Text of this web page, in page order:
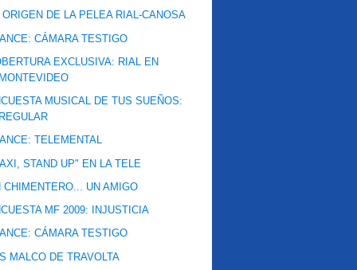
ORIGEN DE LA PELEA RIAL-CANOSA
CÁMARA TESTIGO
EXCLUSIVA: RIAL EN
MUSICAL DE TUS SUEÑOS:
TELEMENTAL
STAND UP" EN LA TELE
CHIMENTERO... UN AMIGO
MF 2009: INJUSTICIA
CÁMARA TESTIGO
MALCO DE TRAVOLTA